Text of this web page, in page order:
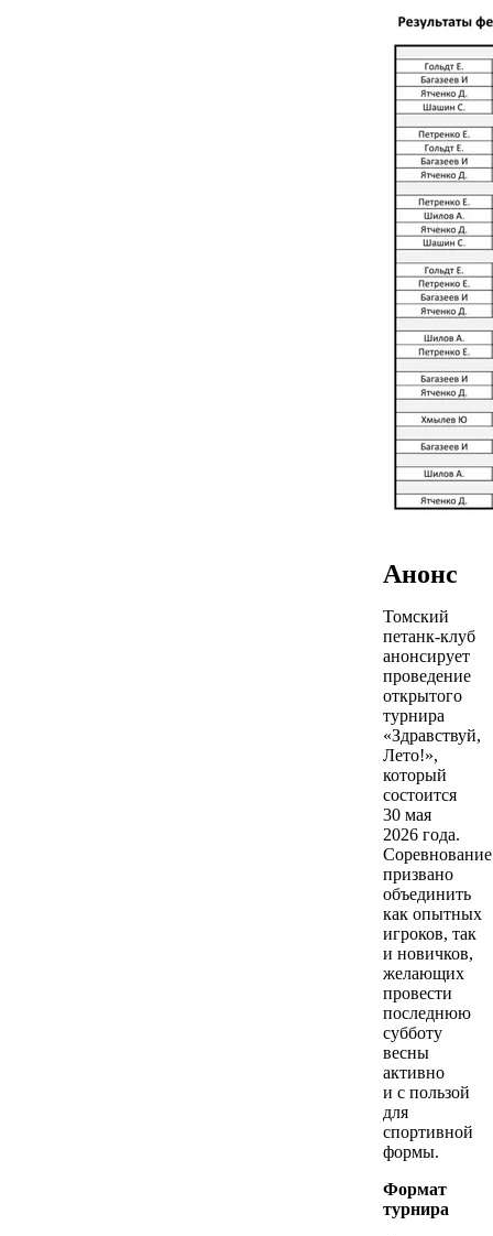
Анонс
Томский
петанк-клуб
анонсирует
проведение
открытого
турнира
«Здравствуй,
Лето!»,
который
состоится
30 мая
2026 года.
Соревнование
призвано
объединить
как опытных
игроков, так
и новичков,
желающих
провести
последнюю
субботу
весны
активно
и с пользой
для
спортивной
формы.
Формат
турнира